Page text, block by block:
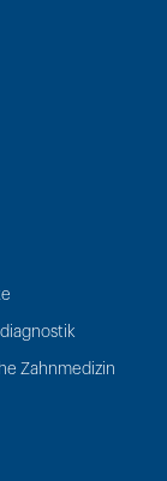
Zahnmedizin